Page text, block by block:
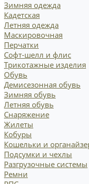
Зимняя одежда
Кадетская
Летняя одежда
Маскировочная
Перчатки
Софт-шелл и флис
Трикотажные изделия
Обувь
Демисезонная обувь
Зимняя обувь
Летняя обувь
Снаряжение
Жилеты
Кобуры
Кошельки и
Подсумки и чехлы
Разгрузочные системы
Ремни